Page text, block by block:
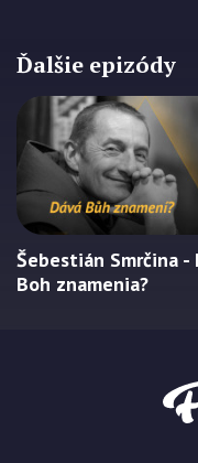
Ďalšie epizódy
Šebestián Smrčina -
Boh znamenia?